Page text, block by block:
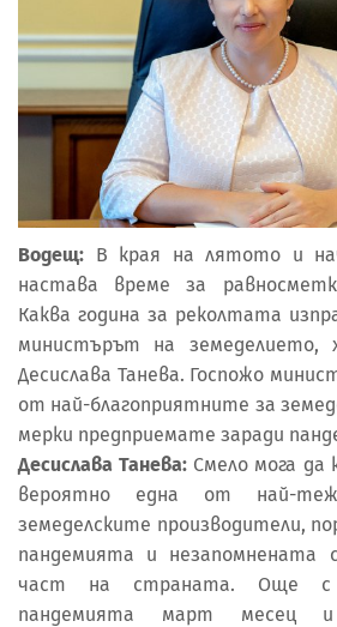
Водещ: В края на лятото и
настава време за
Каква година за реколтата
министърът на земеделието,
Десислава Танева. Госпожо
от най-благоприятните за
мерки предприемате заради
Десислава Танева: Смело мога
вероятно една от най-
земеделските производители,
пандемията и незапомнената
част на страната. Още с
пандемията март месец